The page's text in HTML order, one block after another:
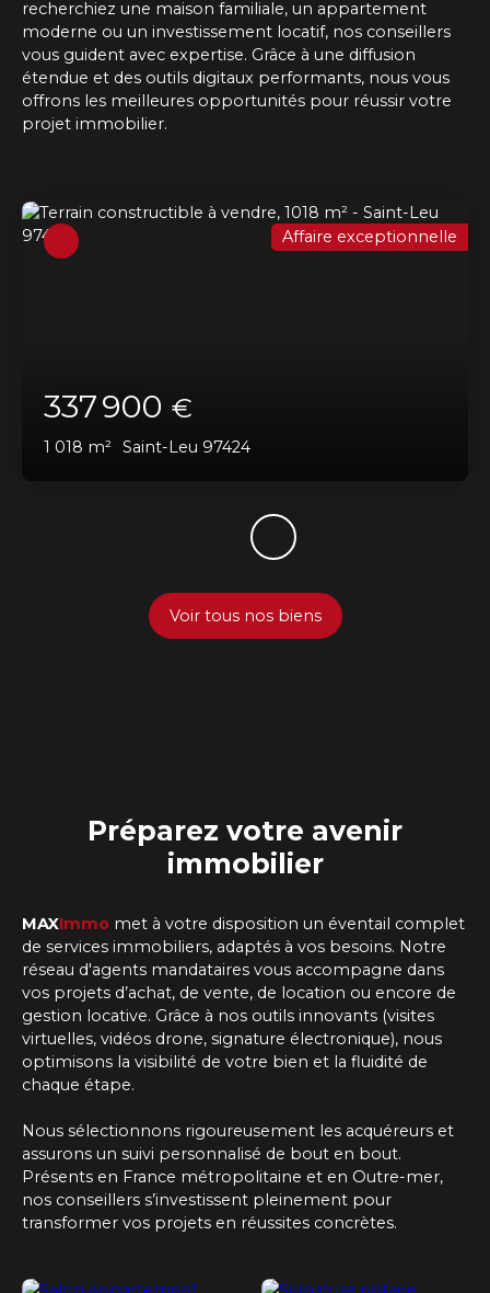
recherchiez une maison familiale, un appartement
moderne ou un investissement locatif, nos conseillers
vous guident avec expertise. Grâce à une diffusion
étendue et des outils digitaux performants, nous vous
offrons les meilleures opportunités pour réussir votre
projet immobilier.
337 900 €
1 018 m² Saint-Leu 97424
Affaire exceptionnelle
Voir tous nos biens
Préparez votre avenir
immobilier
MAXImmo met à votre disposition un éventail complet
de services immobiliers, adaptés à vos besoins. Notre
réseau d'agents mandataires vous accompagne dans
vos projets d’achat, de vente, de location ou encore de
gestion locative. Grâce à nos outils innovants (visites
virtuelles, vidéos drone, signature électronique), nous
optimisons la visibilité de votre bien et la fluidité de
chaque étape.
Nous sélectionnons rigoureusement les acquéreurs et
assurons un suivi personnalisé de bout en bout.
Présents en France métropolitaine et en Outre-mer,
nos conseillers s’investissent pleinement pour
transformer vos projets en réussites concrètes.